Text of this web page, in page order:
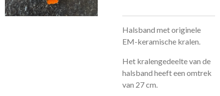
Halsband met originele
EM-keramische kralen.
Het kralengedeelte van de
halsband heeft een omtrek
van 27 cm.